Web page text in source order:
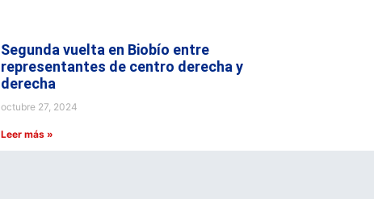
Segunda vuelta en Biobío entre
representantes de centro derecha y
derecha
octubre 27, 2024
Leer más »